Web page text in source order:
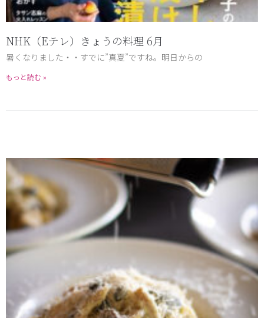
NHK（Eテレ）きょうの料理 6月
暑くなりました・・すでに”真夏”ですね。明日からの
もっと読む »